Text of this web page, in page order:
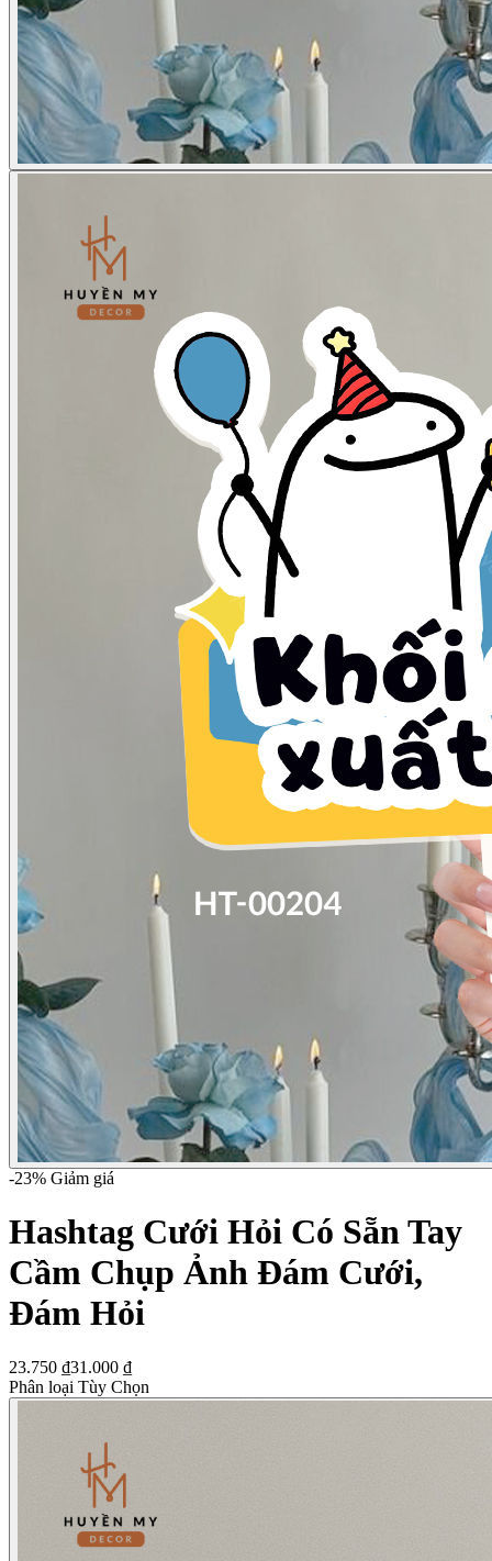
-23% Giảm giá
Hashtag Cưới Hỏi Có Sẵn Tay
Cầm Chụp Ảnh Đám Cưới,
Đám Hỏi
23.750 ₫31.000 ₫
Phân loại Tùy Chọn